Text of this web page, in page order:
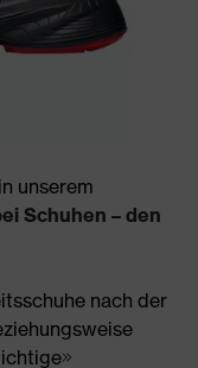
unserem
Schuhen – den
nach der